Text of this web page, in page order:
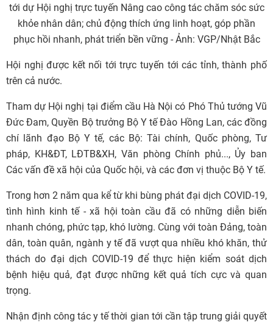
tới dự Hội nghị trực tuyến Nâng cao công tác chăm sóc sức
khỏe nhân dân; chủ động thích ứng linh hoạt, góp phần
phục hồi nhanh, phát triển bền vững - Ảnh: VGP/Nhật Bắc
Hội nghị được kết nối tới trực tuyến tới các tỉnh, thành phố
trên cả nước.
Tham dự Hội nghị tại điểm cầu Hà Nội có Phó Thủ tướng Vũ
Đức Đam, Quyền Bộ trưởng Bộ Y tế Đào Hồng Lan, các đồng
chí lãnh đạo Bộ Y tế, các Bộ: Tài chính, Quốc phòng, Tư
pháp, KH&ĐT, LĐTB&XH, Văn phòng Chính phủ..., Ủy ban
Các vấn đề xã hội của Quốc hội, và các đơn vị thuộc Bộ Y tế.
Trong hơn 2 năm qua kể từ khi bùng phát đại dịch COVID-19,
tình hình kinh tế - xã hội toàn cầu đã có những diễn biến
nhanh chóng, phức tạp, khó lường. Cùng với toàn Đảng, toàn
dân, toàn quân, ngành y tế đã vượt qua nhiều khó khăn, thử
thách do đại dịch COVID-19 để thực hiện kiểm soát dịch
bệnh hiệu quả, đạt được những kết quả tích cực và quan
trọng.
Nhận định công tác y tế thời gian tới cần tập trung giải quyết